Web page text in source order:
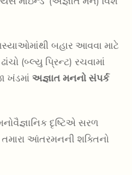
બહાર આવવા માટે
(બ્લ્યુ પ્રિન્ટ) રચવામાં
ખંડમાં અજ્ઞાત મનનો સંપર્ક
દૃષ્ટિએ સરળ
આંતરમનની શક્તિનો